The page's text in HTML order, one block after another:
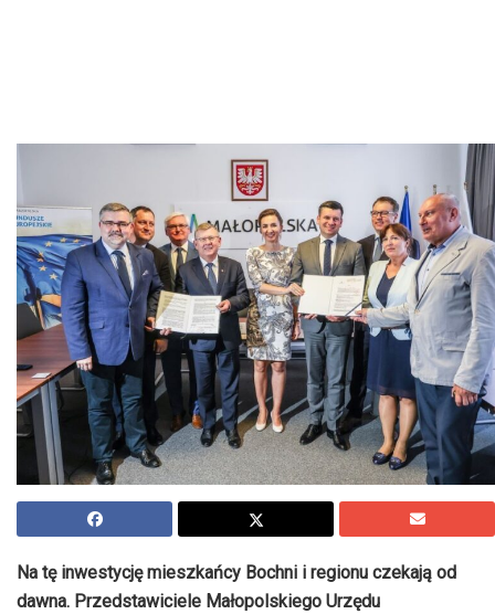
Na tę inwestycję mieszkańcy Bochni i regionu czekają od
dawna. Przedstawiciele Małopolskiego Urzędu